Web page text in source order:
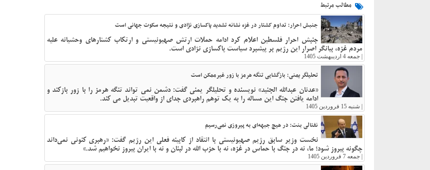
مطالب مرتبط
جنبش احرار: تداوم کشتار در غزه نشانه تشدید پاکسازی نژادی و نتیجه سکوت جهانی است
جنبش احرار فلسطین اعلام کرد ادامه حملات ارتش صهیونیستی و ارتکاب کشتارهای وحشیانه علیه
مردم غزه، بیانگر اصرار این رژیم بر پیشبرد سیاست پاکسازی نژادی است.
|جمعه 4 اردیبهشت 1405
تحلیلگر یمنی: بازگشایی تنگه هرمز با زور غیرممکن است
«عدنان عبدالله الجنید» نویسنده و تحلیلگر یمنی گفت: دشمن نمی تواند تنگه هرمز را با زور بازکند و
ادامه یافتن جنگ این مساله را به یک توهم راهبردی جدای از واقعیت تبدیل می کند.
شنبه 15 فروردین 1405
نفتالی بنت: در هیچ جبهه‌ای به پیروزی نمی‌رسیم
نخست وزیر سابق رژیم صهیونیستی با انتقاد از کابینه فعلی این رژیم گفت: «رهبری کنونی نمی‌داند
چگونه پیروز شود؛ ما، نه در جنگ با حماس در غزه، نه با حزب الله در لبنان و نه با ایران پیروز نخواهیم شد.»
|جمعه 7 فروردین 1405